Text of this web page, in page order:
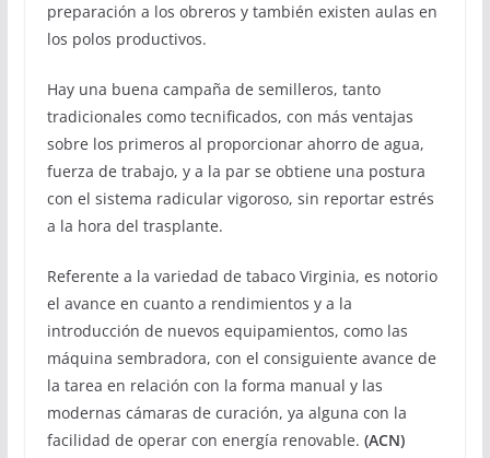
preparación a los obreros y también existen aulas en
los polos productivos.
Hay una buena campaña de semilleros, tanto
tradicionales como tecnificados, con más ventajas
sobre los primeros al proporcionar ahorro de agua,
fuerza de trabajo, y a la par se obtiene una postura
con el sistema radicular vigoroso, sin reportar estrés
a la hora del trasplante.
Referente a la variedad de tabaco Virginia, es notorio
el avance en cuanto a rendimientos y a la
introducción de nuevos equipamientos, como las
máquina sembradora, con el consiguiente avance de
la tarea en relación con la forma manual y las
modernas cámaras de curación, ya alguna con la
facilidad de operar con energía renovable. (ACN)